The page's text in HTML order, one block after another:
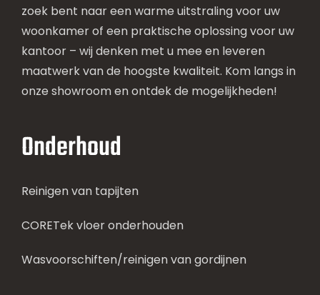
zoek bent naar een warme uitstraling voor uw
woonkamer of een praktische oplossing voor uw
kantoor – wij denken met u mee en leveren
maatwerk van de hoogste kwaliteit. Kom langs in
onze showroom en ontdek de mogelijkheden!
Onderhoud
Reinigen van tapijten
CORETek vloer onderhouden
Wasvoorschiften/reinigen van gordijnen